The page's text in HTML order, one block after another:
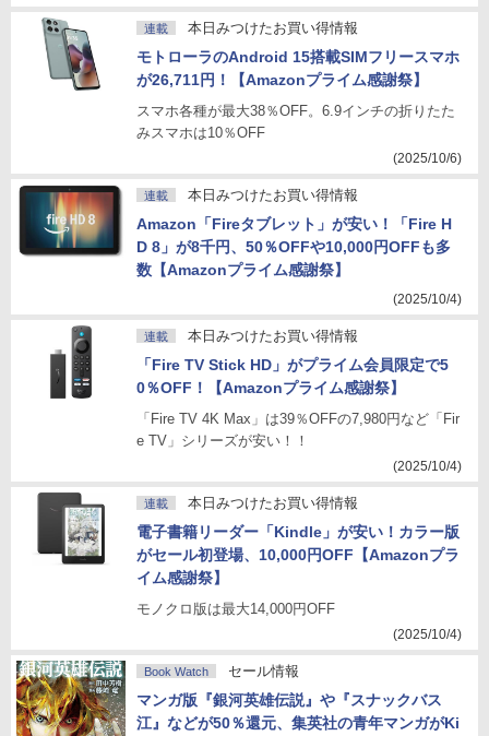
連載 本日みつけたお買い得情報
モトローラのAndroid 15搭載SIMフリースマホ
が26,711円！【Amazonプライム感謝祭】
スマホ各種が最大38％OFF。6.9インチの折りたた
みスマホは10％OFF
(2025/10/6)
連載 本日みつけたお買い得情報
Amazon「Fireタブレット」が安い！「Fire H
D 8」が8千円、50％OFFや10,000円OFFも多
数【Amazonプライム感謝祭】
(2025/10/4)
連載 本日みつけたお買い得情報
「Fire TV Stick HD」がプライム会員限定で5
0％OFF！【Amazonプライム感謝祭】
「Fire TV 4K Max」は39％OFFの7,980円など「Fir
e TV」シリーズが安い！！
(2025/10/4)
連載 本日みつけたお買い得情報
電子書籍リーダー「Kindle」が安い！カラー版
がセール初登場、10,000円OFF【Amazonプラ
イム感謝祭】
モノクロ版は最大14,000円OFF
(2025/10/4)
Book Watch セール情報
マンガ版『銀河英雄伝説』や『スナックバス
江』などが50％還元、集英社の青年マンガがKi